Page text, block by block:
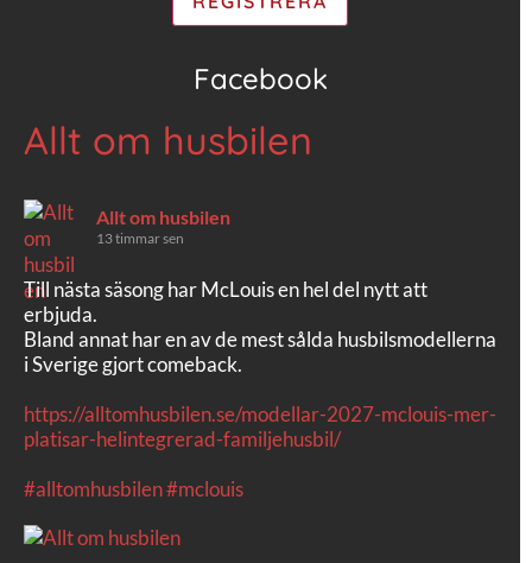
Facebook
Allt om husbilen
Allt om husbilen
13 timmar sen
Till nästa säsong har McLouis en hel del nytt att
erbjuda.
Bland annat har en av de mest sålda husbilsmodellerna
i Sverige gjort comeback.
https://alltomhusbilen.se/modellar-2027-mclouis-mer-
platisar-helintegrerad-familjehusbil/
#alltomhusbilen#mclouis